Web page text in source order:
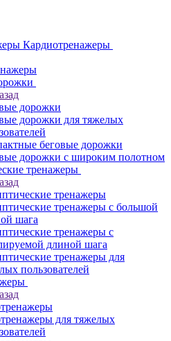
Кардиотренажеры
дорожки
дорожки для тяжелых
беговые дорожки
дорожки с широким полотном
тренажеры
тренажеры
тренажеры с большой
шага
тренажеры с
длиной шага
тренажеры для
пользователей
для тяжелых